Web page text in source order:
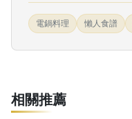
電鍋料理 懶人食譜
相關推薦